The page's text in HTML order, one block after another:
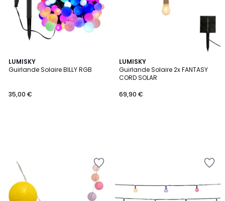
LUMISKY
Guirlande Solaire BILLY RGB
35,00 €
LUMISKY
Guirlande Solaire 2x FANTASY
CORD SOLAR
69,90 €